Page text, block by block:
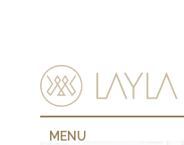
MENU